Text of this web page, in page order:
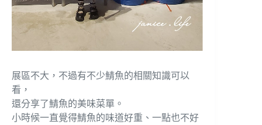
展區不大，不過有不少鯖魚的相關知識可以
看，
還分享了鯖魚的美味菜單。
小時候一直覺得鯖魚的味道好重、一點也不好